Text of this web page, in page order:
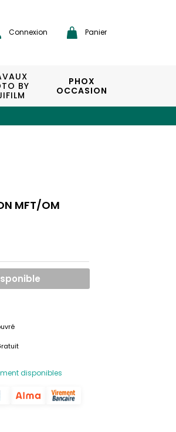
Connexion Panier
BY
PHOX
OCCASION
MFT/OM
disponibles